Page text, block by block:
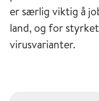
er særlig viktig å
land, og for
virusvarianter.